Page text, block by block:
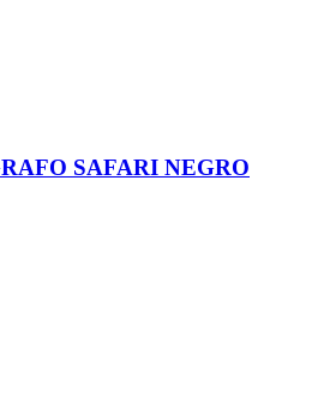
SAFARI NEGRO